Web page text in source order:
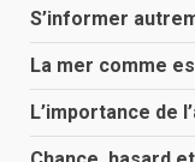
S’informer
La mer comme
L’importance de